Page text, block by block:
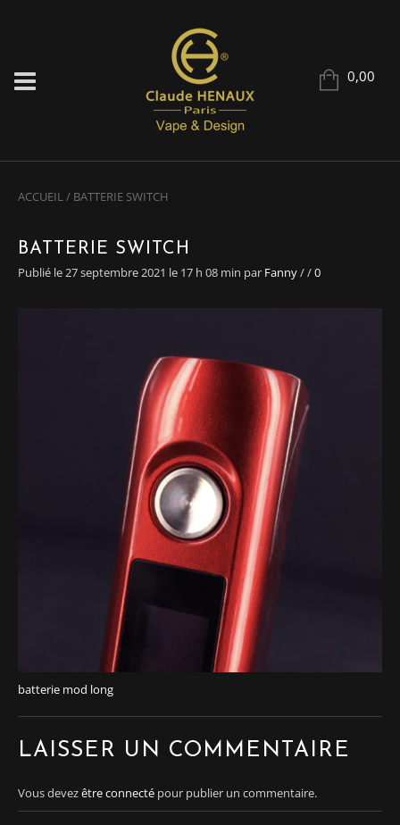
0,00
ACCUEIL/ BATTERIE SWITCH
BATTERIE SWITCH
Publié le 27 septembre 2021 le 17 h 08 min par Fanny//0
batterie mod long
LAISSER UN COMMENTAIRE
Vous devezêtre connecté pour publier un commentaire.